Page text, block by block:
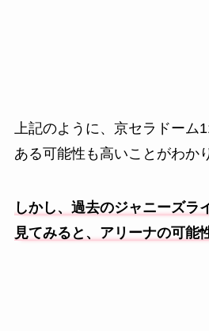
上記のように、京セラドーム
ある可能性も高いことがわか
しかし、過去のジャニーズラ
見てみると、アリーナの可能